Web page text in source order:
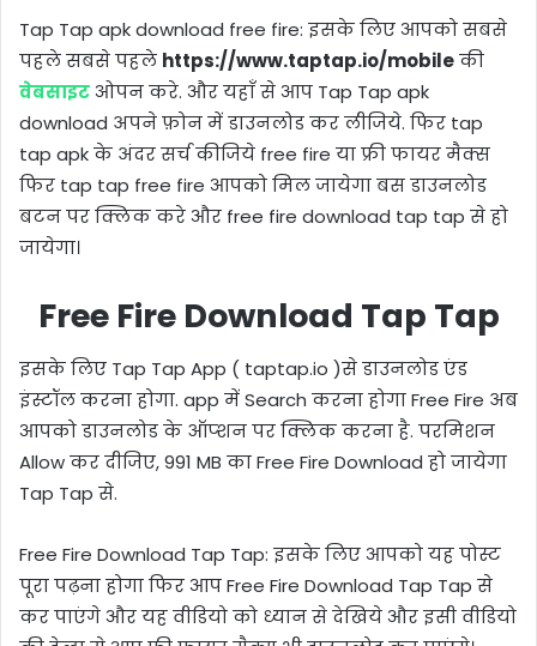
Tap Tap apk download free fire: इसके लिए आपको सबसे
पहले सबसे पहले https://www.taptap.io/mobileकी
वेबसाइटओपन करे. और यहाँ से आप Tap Tap apk
download अपने फ़ोन में डाउनलोड कर लीजिये. फिर tap
tap apk के अंदर सर्च कीजिये free fire या फ्री फायर मैक्स
फिर tap tap free fire आपको मिल जायेगा बस डाउनलोड
बटन पर क्लिक करे और free fire download tap tap से हो
जायेगा।
Free Fire Download Tap Tap
इसके लिए Tap Tap App ( taptap.io )से डाउनलोड एंड
इंस्टॉल करना होगा. app में Search करना होगा Free Fire अब
आपको डाउनलोड के ऑप्शन पर क्लिक करना है. परमिशन
Allow कर दीजिए, 991 MB का Free Fire Download हो जायेगा
Tap Tap से.
Free Fire Download Tap Tap: इसके लिए आपको यह पोस्ट
पूरा पढ़ना होगा फिर आप Free Fire Download Tap Tap से
कर पाएंगे और यह वीडियो को ध्यान से देखिये और इसी वीडियो